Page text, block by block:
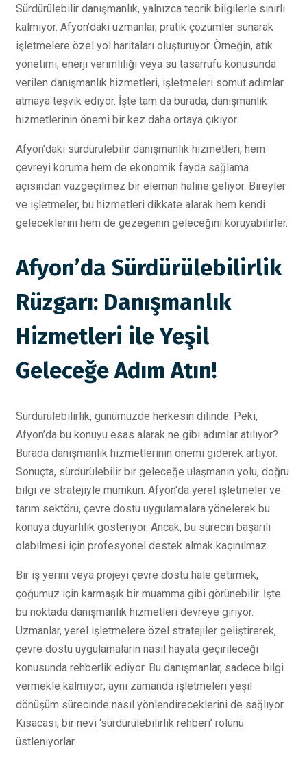
Sürdürülebilir danışmanlık, yalnızca teorik bilgilerle sınırlı
kalmıyor. Afyon’daki uzmanlar, pratik çözümler sunarak
işletmelere özel yol haritaları oluşturuyor. Örneğin, atık
yönetimi, enerji verimliliği veya su tasarrufu konusunda
verilen danışmanlık hizmetleri, işletmeleri somut adımlar
atmaya teşvik ediyor. İşte tam da burada, danışmanlık
hizmetlerinin önemi bir kez daha ortaya çıkıyor.
Afyon’daki sürdürülebilir danışmanlık hizmetleri, hem
çevreyi koruma hem de ekonomik fayda sağlama
açısından vazgeçilmez bir eleman haline geliyor. Bireyler
ve işletmeler, bu hizmetleri dikkate alarak hem kendi
geleceklerini hem de gezegenin geleceğini koruyabilirler.
Afyon’da Sürdürülebilirlik
Rüzgarı: Danışmanlık
Hizmetleri ile Yeşil
Geleceğe Adım Atın!
Sürdürülebilirlik, günümüzde herkesin dilinde. Peki,
Afyon’da bu konuyu esas alarak ne gibi adımlar atılıyor?
Burada danışmanlık hizmetlerinin önemi giderek artıyor.
Sonuçta, sürdürülebilir bir geleceğe ulaşmanın yolu, doğru
bilgi ve stratejiyle mümkün. Afyon'da yerel işletmeler ve
tarım sektörü, çevre dostu uygulamalara yönelerek bu
konuya duyarlılık gösteriyor. Ancak, bu sürecin başarılı
olabilmesi için profesyonel destek almak kaçınılmaz.
Bir iş yerini veya projeyi çevre dostu hale getirmek,
çoğumuz için karmaşık bir muamma gibi görünebilir. İşte
bu noktada danışmanlık hizmetleri devreye giriyor.
Uzmanlar, yerel işletmelere özel stratejiler geliştirerek,
çevre dostu uygulamaların nasıl hayata geçirileceği
konusunda rehberlik ediyor. Bu danışmanlar, sadece bilgi
vermekle kalmıyor; aynı zamanda işletmeleri yeşil
dönüşüm sürecinde nasıl yönlendireceklerini de sağlıyor.
Kısacası, bir nevi ‘sürdürülebilirlik rehberi’ rolünü
üstleniyorlar.